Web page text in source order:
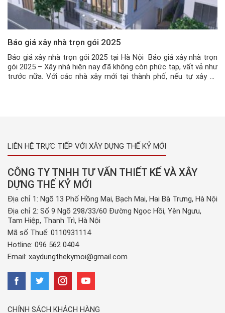
Báo giá xây nhà trọn gói 2025
Báo giá xây nhà trọn gói 2025 tại Hà Nội Báo giá xây nhà trọn
gói 2025 – Xây nhà hiện nay đã không còn phức tạp, vất vả như
trước nữa. Với các nhà xây mới tại thành phố, nếu tự xây và
LIÊN HỆ TRỰC TIẾP VỚI XÂY DỰNG THẾ KỶ MỚI
CÔNG TY TNHH TƯ VẤN THIẾT KẾ VÀ XÂY
DỰNG THẾ KỶ MỚI
Địa chỉ 1: Ngõ 13 Phố Hồng Mai, Bạch Mai, Hai Bà Trưng, Hà Nội
Địa chỉ 2: Số 9 Ngõ 298/33/60 Đường Ngọc Hồi, Yên Ngưu,
Tam Hiệp, Thanh Trì, Hà Nội
Mã số Thuế: 0110931114
Hotline: 096 562 0404
Email: xaydungthekymoi@gmail.com
CHÍNH SÁCH KHÁCH HÀNG